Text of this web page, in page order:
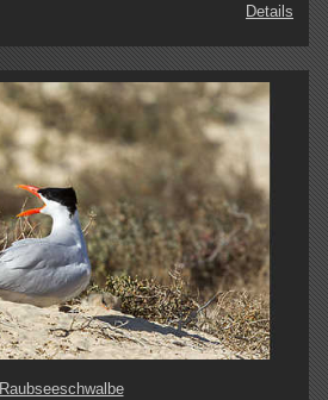
Details
Raubseeschwalbe